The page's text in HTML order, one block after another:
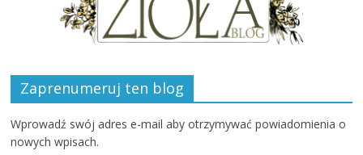
Zaprenumeruj ten blog
Wprowadź swój adres e-mail aby otrzymywać powiadomienia o
nowych wpisach.